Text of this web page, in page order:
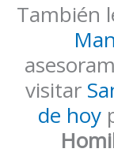
También
visitar
de hoy